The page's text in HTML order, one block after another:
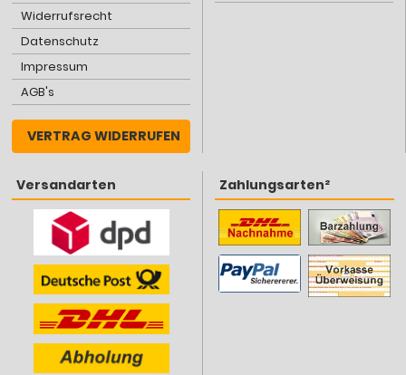
Widerrufsrecht
Datenschutz
Impressum
AGB's
VERTRAG WIDERRUFEN
Versandarten Zahlungsarten²